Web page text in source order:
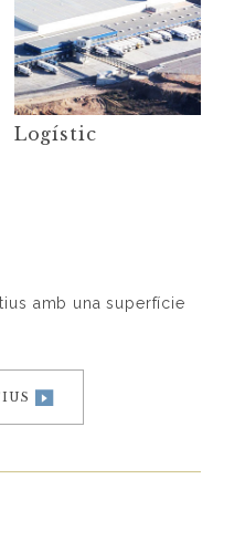
Logístic
amb una superfície